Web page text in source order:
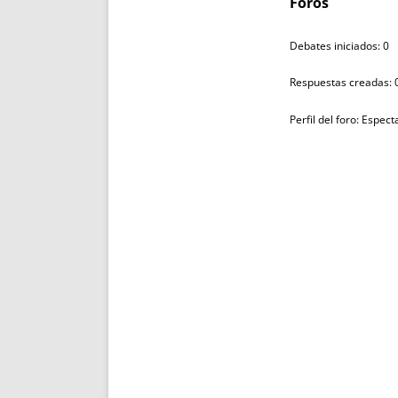
Debates iniciados: 0
Respuestas creadas:
Perfil del foro: